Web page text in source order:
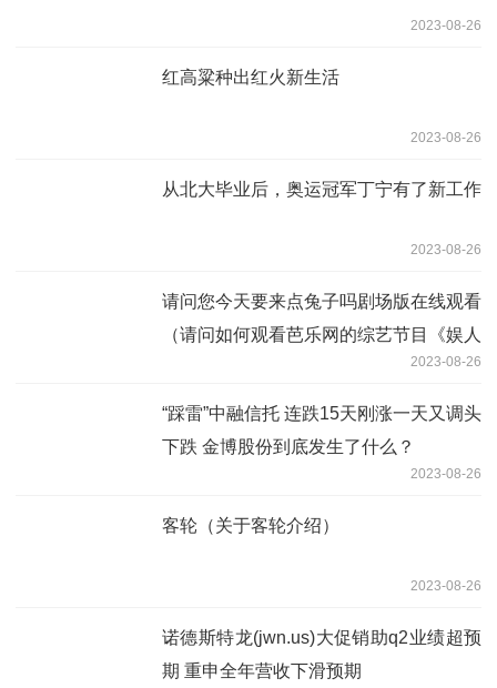
2023-08-26
红高粱种出红火新生活
2023-08-26
从北大毕业后，奥运冠军丁宁有了新工作
2023-08-26
请问您今天要来点兔子吗剧场版在线观看
（请问如何观看芭乐网的综艺节目《娱人
2023-08-26
“踩雷”中融信托 连跌15天刚涨一天又调头
下跌 金博股份到底发生了什么？
2023-08-26
客轮（关于客轮介绍）
2023-08-26
诺德斯特龙(jwn.us)大促销助q2业绩超预
期 重申全年营收下滑预期